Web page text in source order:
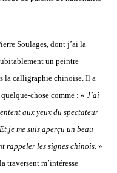
Soulages, dont j’ai la
un peintre
la calligraphie chinoise. Il a
chose comme : « J’ai
aux yeux du spectateur
je me suis aperçu un beau
rappeler les signes chinois. »
traversent m’intéresse